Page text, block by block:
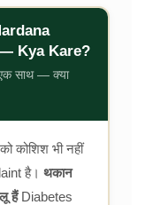
Kya Kare?
एक साथ — क्या
कोशिश भी नहीं
है। थकान
हैंDiabetes